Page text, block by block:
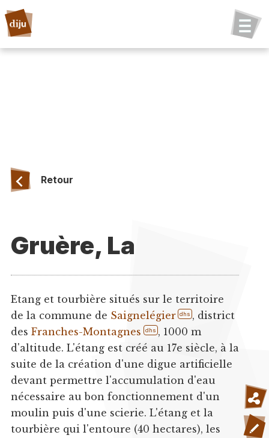
Retour
Gruère, La
Etang et tourbière situés sur le territoire
de la commune de Saignelégier dhs , district
des Franches-Montagnes dhs , 1000 m
d'altitude. L'étang est créé au 17e siècle, à la
suite de la création d'une digue artificielle
devant permettre l'accumulation d'eau
nécessaire au bon fonctionnement d'un
moulin puis d'une scierie. L'étang et la
tourbière qui l'entoure (40 hectares), les